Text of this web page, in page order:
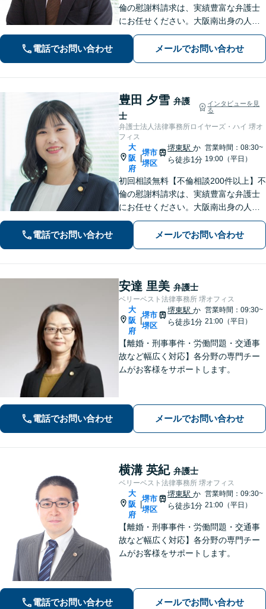
倫の慰謝料請求は、実績豊富な弁護士
にお任せください。大阪南出身の人情
派弁護士が対応【交通事故も強い】交
通事故に遭われてお困りの方はお気軽
にお電話ください【当日／夜間／休日
電話でお問い合わせ メールでお問い合わせ
豊田 夕雪 弁護
士
インタビューを見
る
弁護士法人法律事務所ロイヤーズ・ハイ 堺オ
フィス
大
阪
府
|
堺市
堺区
堺東駅か
ら徒歩1分
営業時間：08:30~
19:00（平日）
初回相談無料【不倫相談200件以上】不
倫の慰謝料請求は、実績豊富な弁護士
にお任せください。大阪南出身の人情
派弁護士が対応【交通事故も強い】交
通事故に遭われてお困りの方はお気軽
にお電話ください【当日／夜間／休日
電話でお問い合わせ メールでお問い合わせ
安達 里美 弁護士
ベリーベスト法律事務所 堺オフィス
大
阪
府
|
堺市
堺区
堺東駅か
ら徒歩1分
営業時間：09:30~
21:00（平日）
【離婚・刑事事件・労働問題・交通事
故など幅広く対応】各分野の専門チー
ムがお客様をサポートします。
電話でお問い合わせ メールでお問い合わせ
横溝 英紀 弁護士
ベリーベスト法律事務所 堺オフィス
大
阪
府
|
堺市
堺区
堺東駅か
ら徒歩1分
営業時間：09:30~
21:00（平日）
【離婚・刑事事件・労働問題・交通事
故など幅広く対応】各分野の専門チー
ムがお客様をサポートします。
電話でお問い合わせ メールでお問い合わせ